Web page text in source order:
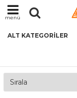
menü
ALT KATEGORILER